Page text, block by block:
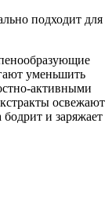
подходит для
уменьшить
активными
освежают
и заряжает